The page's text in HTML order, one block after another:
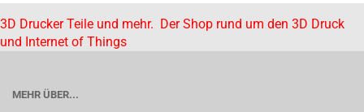
3D Drucker Teile und mehr. Der Shop rund um den 3D Druck
und Internet of Things
MEHR ÜBER...